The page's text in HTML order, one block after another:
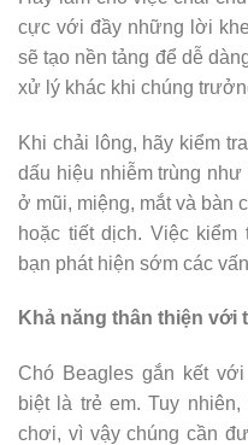
cực với đầy những lời
sẽ tạo nền tảng để dễ
xử lý khác khi chúng
Khi chải lông, hãy kiểm
dấu hiệu nhiễm trùng
ở mũi, miệng, mắt và bàn
hoặc tiết dịch. Việc
bạn phát hiện sớm các
Khả năng thân thiện với
Chó Beagles gắn kết
biệt là trẻ em. Tuy
chơi, vì vậy chúng cần